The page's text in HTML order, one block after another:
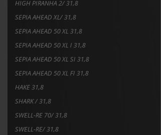
HIGH PIRANHA 2/ 31,8
SEPIA AHEAD XL/ 31,8
SEPIA AHEAD 50 XL 31,8
SEPIA AHEAD 50 XL I 31,8
SEPIA AHEAD 50 XL SI 31,8
SEPIA AHEAD 50 XL FI 31,8
HAKE 31,8
SHARK / 31,8
SWELL-RE 70/ 31,8
SWELL-RE/ 31,8